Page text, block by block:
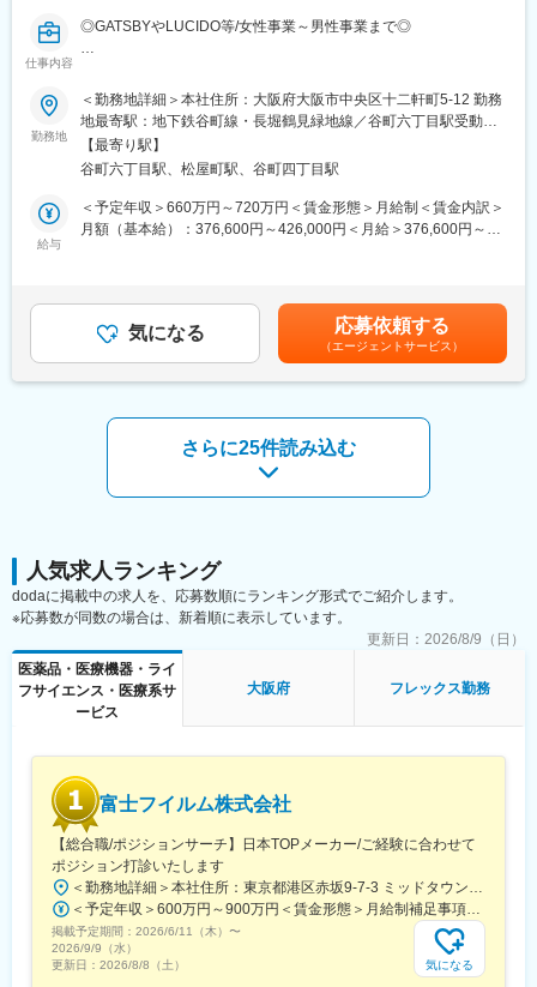
ダー
・国内外の大テーマSAP側のプロジェクトマネージャー
■充実した研修制度：
通信教育、新入社員研修、階層別研修、専門別教育、公募制研
修 など
・男性化粧品のカテゴリーキャプテンとして、2027年創業100周
年
的な「育休・育児勤務制度」の取得促進、フルフレックスタイム
制、在宅勤務制度など、様々な制度を取り入れています。
1978年発売以来、いつの時代も常に「旬のかっこよさ」を提案
し、男性のトータルグルーミング研究に根ざした確かな品質で、
高い認知と信頼感を確立してきたメンズコスメブランド。
<Bifesta/ビフェスタ>
変更の範囲：会社の定める業務
仕事内容
◎GATSBYやLUCIDO等/女性事業～男性事業まで◎
マンダムでは、グループ経営の推進にあたり企業価値最大化、ガ
バナンス体制の強化を重点課題と位置づけ、「リスクマネジメン
ト室」を新設しました。国内外グループを含む全社的リスクマネ
ジメント（ERM）の再設計と運用定着を加速するため、実務経験
を活かし、裁量をもって推進できる方を募集します。
▼業務について：
ともに、レポーティング体制を確立する。
□業務内容
ト教育の実施）
・リスク管理の実行（各部門との協働でリスク特定・評価、リス
が可能。新設組織のため、制度設計やチームビルディングにも関
与いただけます。
部門長（50代男性）、メンバー8名（30～50代男女）
▼求める役割：
・リスクマネジメント体制の構築とプロセス高度化
・経営企画部門との連携による戦略・計画への効果的なリスクマ
ネジメントの組込みとガバナンス強化
■当社の特徴：
・カジュアルウェアを認める「オールウェイズカジュアルウェ
ア」
・数年に渡り何度でも介護休暇が取得できる「介護休業」、積極
的な「育休・育児勤務制度」の取得促進、フルフレックスタイム
制、在宅勤務制度など、様々な制度を取り入れています。
■当社の製品（一部抜粋）：
勤務地
＜勤務地詳細＞本社住所：大阪府大阪市中央区十二軒町5-12 勤務
地最寄駅：地下鉄谷町線・長堀鶴見緑地線／谷町六丁目駅受動喫
煙対策：屋内全面禁煙変更の範囲：会社の定める事業所
【最寄り駅】
谷町六丁目駅、松屋町駅、谷町四丁目駅
給与
＜予定年収＞660万円～720万円＜賃金形態＞月給制＜賃金内訳＞
月額（基本給）：376,600円～426,000円＜月給＞376,600円～
賃金はあくまでも目安の金額であり、選考を通じて上下する可能
性があります。月給(月額)は固定手当を含めた表記です。
気になる 応募依頼する
（エージェントサービス）
さらに25件読み込む
人気求人ランキング
dodaに掲載中の求人を、応募数順にランキング形式でご紹介します。
※応募数が同数の場合は、新着順に表示しています。
更新日： 2026/8/9（日）
医薬品・医療機器・ライ
フサイエンス・医療系サ
ービス
大阪府 フレックス勤務
富士フイルム株式会社
【総合職/ポジションサーチ】日本TOPメーカー/ご経験に合わせて
ポジション打診いたします
＜勤務地詳細＞本社住所：東京都港区赤坂9-7-3 ミッドタウン・ウェスト勤務地最寄駅：東京メトロ日比谷線／都営大江戸線／六本木駅受動喫煙対策：敷地内全面禁煙
＜予定年収＞600万円～900万円＜賃金形態＞月給制補足事項なし＜賃金内訳＞月額（基本給）：300,000円～500,000円＜月給＞300,000円～500,000円＜昇給有無＞有＜残業手当＞有賃金はあくまでも目安の金額であり、選考を通じて上下する可能性があります。月給(月額)は固定手当を含めた表記です。
掲載予定期間： 2026/6/11（木） 〜
2026/9/9（水）
更新日： 2026/8/8（土） 気になる